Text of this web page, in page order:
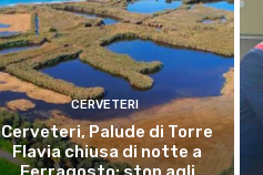
CERVETERI
Cerveteri, Palude di Torre
Flavia chiusa di notte a